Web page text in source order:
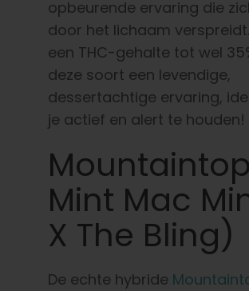
opbeurende ervaring die
door het lichaam
een THC-gehalte tot wel
deze soort een levendige,
dessertachtige ervaring,
je actief en alert te houden!
Mountaintop
Mint Mac
X The Bling)
De echte hybride